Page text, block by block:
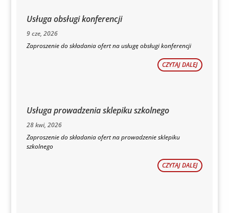
Usługa obsługi konferencji
9 cze, 2026
Zaproszenie do składania ofert na usługę obsługi konferencji
CZYTAJ DALEJ
Usługa prowadzenia sklepiku szkolnego
28 kwi, 2026
Zaproszenie do składania ofert na prowadzenie sklepiku
szkolnego
CZYTAJ DALEJ